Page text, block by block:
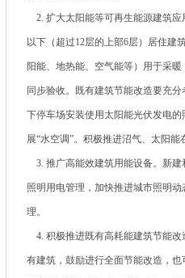
2. 扩大太阳能等可再生能源建筑应
以下（超过12层的上部6层）居住建
阳能、地热能、空气能等）用于采
同步验收。既有建筑节能改造要充
下停车场安装使用太阳能光伏发电
展“水空调”。积极推进沼气、太阳
3. 推广高能效建筑用能设备。新建
照明用电管理，加快推进城市照明
理。
4. 积极推进既有高耗能建筑节能改
有建筑，鼓励进行全面节能改造，